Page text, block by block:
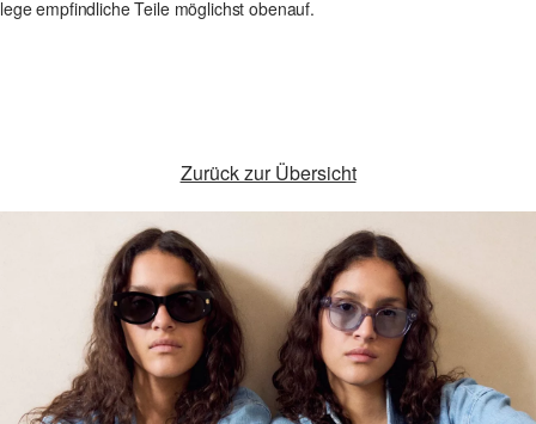
lege empfindliche Teile möglichst obenauf.
Zurück zur Übersicht